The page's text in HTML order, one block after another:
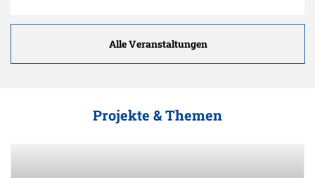
Alle Veranstaltungen
Projekte & Themen